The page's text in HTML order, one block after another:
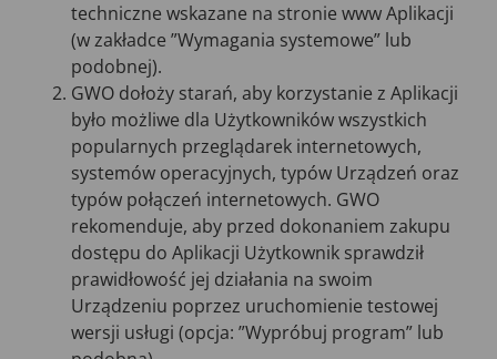
techniczne wskazane na stronie www Aplikacji
(w zakładce ”Wymagania systemowe” lub
podobnej).
GWO dołoży starań, aby korzystanie z Aplikacji
było możliwe dla Użytkowników wszystkich
popularnych przeglądarek internetowych,
systemów operacyjnych, typów Urządzeń oraz
typów połączeń internetowych. GWO
rekomenduje, aby przed dokonaniem zakupu
dostępu do Aplikacji Użytkownik sprawdził
prawidłowość jej działania na swoim
Urządzeniu poprzez uruchomienie testowej
wersji usługi (opcja: ”Wypróbuj program” lub